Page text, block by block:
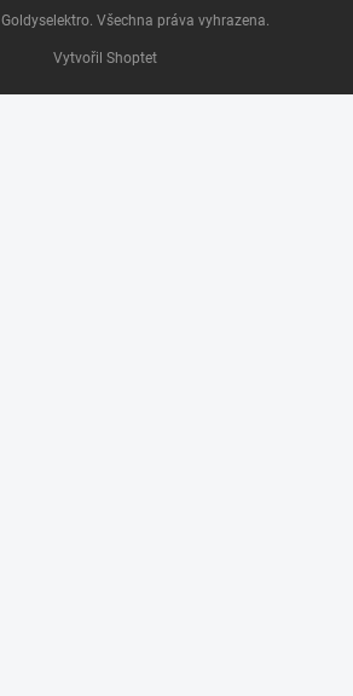
Vytvořil Shoptet
Goldyselektro. Všechna práva vyhrazena.